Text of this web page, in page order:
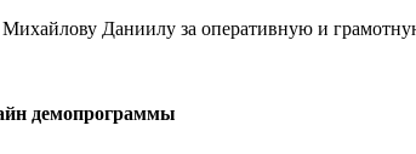
Даниилу за оперативную и
демопрограммы